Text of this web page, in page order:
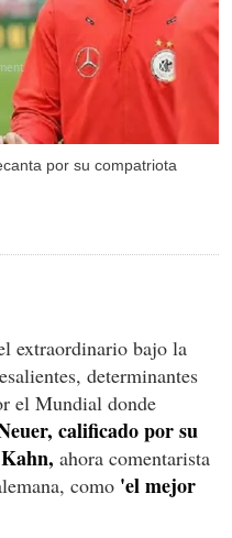
por su compatriota
X
extraordinario bajo la
determinantes
el Mundial donde
calificado por su
ahora comentarista
como 'el mejor